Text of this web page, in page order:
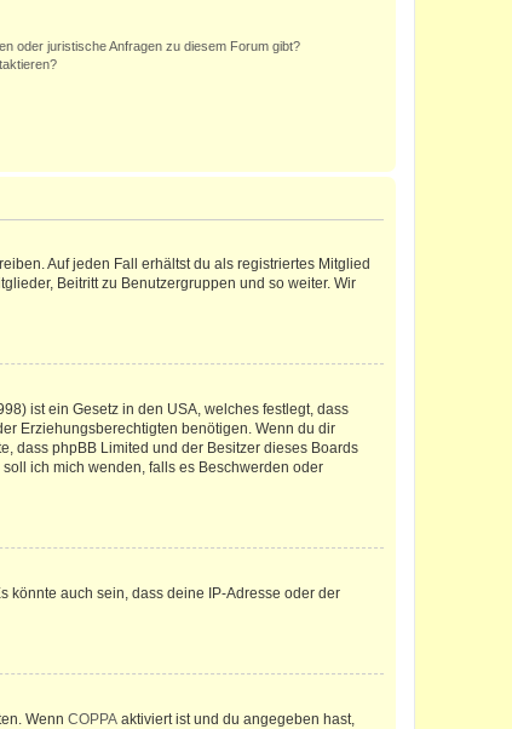
oder juristische Anfragen zu diesem Forum gibt?
Auf jeden Fall erhältst du als registriertes Mitglied
Beitritt zu Benutzergruppen und so weiter. Wir
ist ein Gesetz in den USA, welches festlegt, dass
Erziehungsberechtigten benötigen. Wenn du dir
dass phpBB Limited und der Besitzer dieses Boards
ich mich wenden, falls es Beschwerden oder
könnte auch sein, dass deine IP-Adresse oder der
Wenn COPPA aktiviert ist und du angegeben hast,